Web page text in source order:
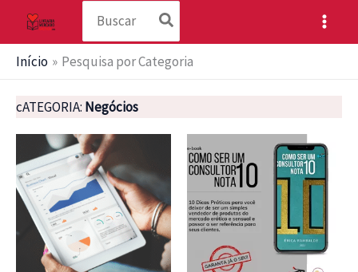
Início Pesquisa por Categoria
cATEGORIA: Negócios